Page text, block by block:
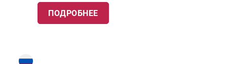
ПОДРОБНЕЕ